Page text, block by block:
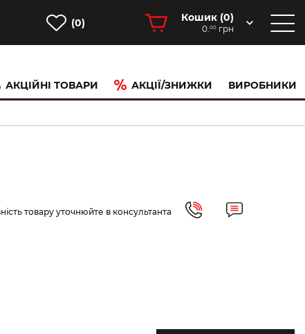
(0) Кошик (0)
0.00 грн
АКЦІЙНІ ТОВАРИ АКЦІЇ/ЗНИЖКИ ВИРОБНИКИ
товару уточнюйте в консультанта